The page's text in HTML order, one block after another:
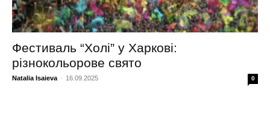
Фестиваль “Холі” у Харкові:
різнокольорове свято
Natalia Isaieva - 16.09.2025 0